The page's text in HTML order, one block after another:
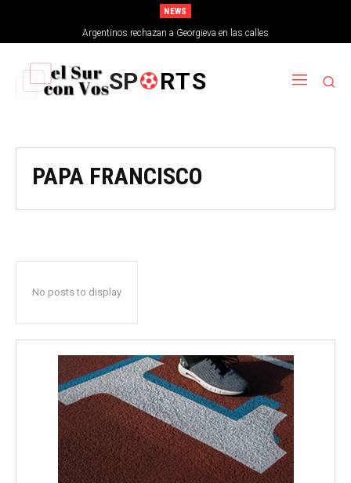
NEWS
Argentinos rechazan a Georgieva en las calles
SP RTS
PAPA FRANCISCO
No posts to display